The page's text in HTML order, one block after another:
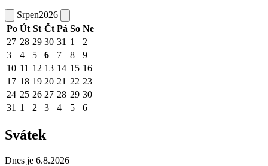
Srpen2026
Po Út St Čt Pá So Ne
27 28 29 30 31 1
2
3
4 5 6 7 8
9
10 11 12 13 14 15 16
17 18 19 20 21 22 23
24 25 26 27 28 29 30
31 1 2 3 4 5 6
Svátek
Dnes je 6.8.2026